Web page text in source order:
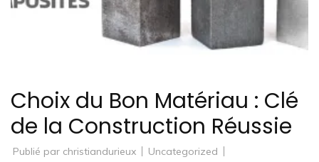
Choix du Bon Matériau : Clé
de la Construction Réussie
Publié par christiandurieux
Uncategorized